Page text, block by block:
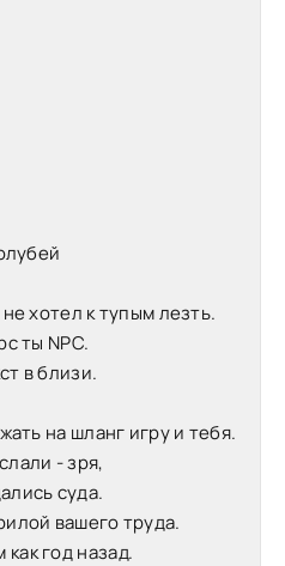
хотел к тупым лезть.
ты NPC.
в близи.
на шланг игру и тебя.
- зря,
суда.
вашего труда.
год назад.